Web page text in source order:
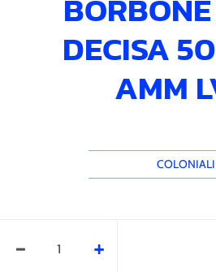
DECISA
AMM
COLONIALI